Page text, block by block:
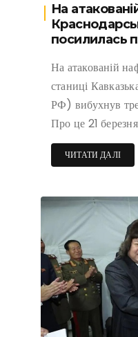
На
посилилась
На атакованій
станиці
РФ) вибухнув
Про це 21
ЧИТАТИ ДАЛІ